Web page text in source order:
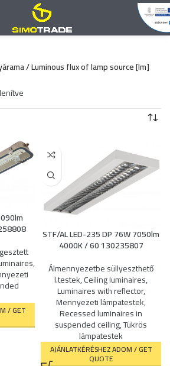
/ Luminous flux of lamp source [lm]
,
/ GET
STF/AL LED-235 DP 76W 7050lm
4000K / 60 130235807
Álmennyezetbe süllyeszthető
l.testek,Ceiling luminaires,
Luminaires with reflector,
Mennyezeti lámpatestek,
Recessed luminaires in
suspended ceiling,Tükrös
lámpatestek
AJÁNLATKÉRÉSHEZ ADOM / GET
QUOTE